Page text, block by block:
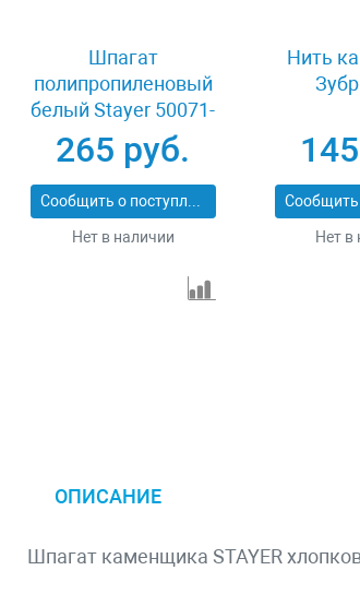
Шпагат
полипропиленовый
белый Stayer 50071-
500
265 руб.
Сообщить о поступлении
Нет в наличии
Нить
Нет в
ОПИСАНИЕ
Шпагат каменщика STAYER